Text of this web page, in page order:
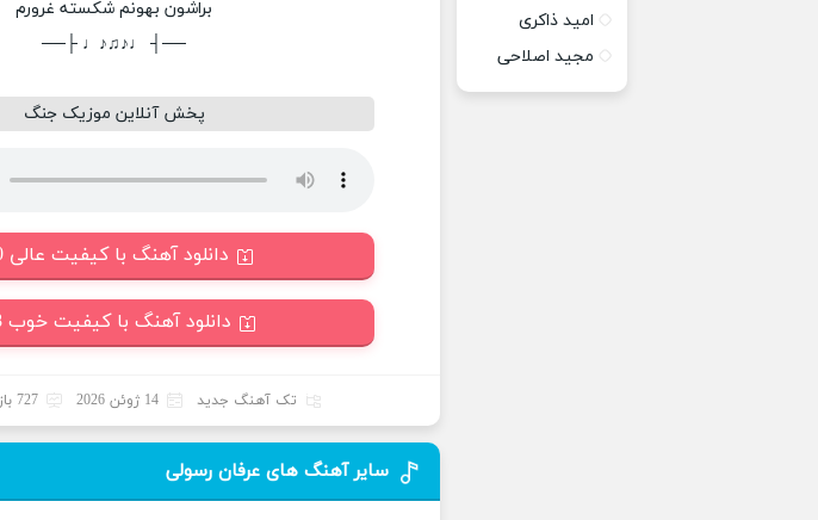
براشون بهونم شکسته غرورم
──┤ ♩♪♫♪♩ ├──
پخش آنلاین موزیک جنگ
دانلود آهنگ با کیفیت عالی 320
دانلود آهنگ با کیفیت خوب 128
تک آهنگ جدید 14 ژوئن 2026 727 بازدید
سایر آهنگ های عرفان رسولی
امید ذاکری
مجید اصلاحی